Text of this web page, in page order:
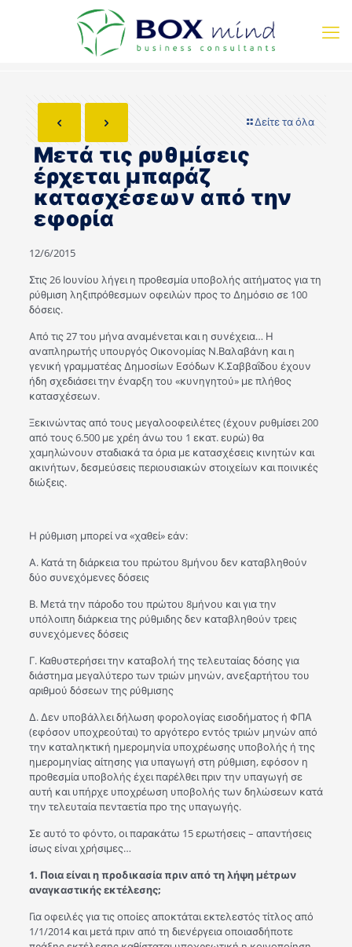
Δείτε τα όλα
Μετά τις ρυθμίσεις
έρχεται μπαράζ
κατασχέσεων από την
εφορία
12/6/2015
Στις 26 Ιουνίου λήγει η προθεσμία υποβολής αιτήματος για τη
ρύθμιση ληξιπρόθεσμων οφειλών προς το Δημόσιο σε 100
δόσεις.
Από τις 27 του μήνα αναμένεται και η συνέχεια… Η
αναπληρωτής υπουργός Οικονομίας Ν.Βαλαβάνη και η
γενική γραμματέας Δημοσίων Εσόδων Κ.Σαββαΐδου έχουν
ήδη σχεδιάσει την έναρξη του «κυνηγητού» με πλήθος
κατασχέσεων.
Ξεκινώντας από τους μεγαλοοφειλέτες (έχουν ρυθμίσει 200
από τους 6.500 με χρέη άνω του 1 εκατ. ευρώ) θα
χαμηλώνουν σταδιακά τα όρια με κατασχέσεις κινητών και
ακινήτων, δεσμεύσεις περιουσιακών στοιχείων και ποινικές
διώξεις.
Η ρύθμιση μπορεί να «χαθεί» εάν:
Α. Κατά τη διάρκεια του πρώτου 8μήνου δεν καταβληθούν
δύο συνεχόμενες δόσεις
Β. Μετά την πάροδο του πρώτου 8μήνου και για την
υπόλοιπη διάρκεια της ρύθμιδης δεν καταβληθούν τρεις
συνεχόμενες δόσεις
Γ. Καθυστερήσει την καταβολή της τελευταίας δόσης για
διάστημα μεγαλύτερο των τριών μηνών, ανεξαρτήτου του
αριθμού δόσεων της ρύθμισης
Δ. Δεν υποβάλλει δήλωση φορολογίας εισοδήματος ή ΦΠΑ
(εφόσον υποχρεούται) το αργότερο εντός τριών μηνών από
την καταληκτική ημερομηνία υποχρέωσης υποβολής ή της
ημερομηνίας αίτησης για υπαγωγή στη ρύθμιση, εφόσον η
προθεσμία υποβολής έχει παρέλθει πριν την υπαγωγή σε
αυτή και υπήρχε υποχρέωση υποβολής των δηλώσεων κατά
την τελευταία πενταετία προ της υπαγωγής.
Σε αυτό το φόντο, οι παρακάτω 15 ερωτήσεις – απαντήσεις
ίσως είναι χρήσιμες…
1. Ποια είναι η προδικασία πριν από τη λήψη μέτρων
αναγκαστικής εκτέλεσης;
Για οφειλές για τις οποίες αποκτάται εκτελεστός τίτλος από
1/1/2014 και μετά πριν από τη διενέργεια οποιασδήποτε